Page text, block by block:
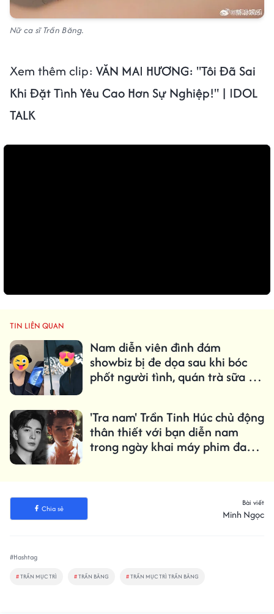
Nữ ca sĩ Trần Băng.
Xem thêm clip: VĂN MAI HƯƠNG: "Tôi Đã Sai
Khi Đặt Tình Yêu Cao Hơn Sự Nghiệp!" | IDOL
TALK
TIN LIÊN QUAN
Nam diễn viên đình đám
showbiz bị đe dọa sau khi bóc
phốt người tình, quán trà sữa bị
'Tra nam' Trần Tinh Húc chủ động
thân thiết với bạn diễn nam
trong ngày khai máy phim đam
Chia sẻ
Bài viết
Minh Ngọc
#Hashtag
#TRẦN MỤC TRÌ #TRẦN BĂNG #TRẦN MỤC TRÌ TRẦN BĂNG